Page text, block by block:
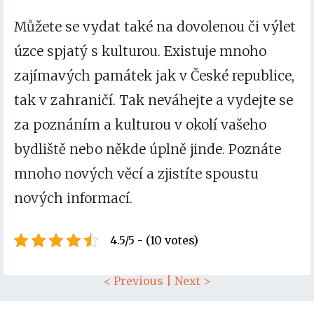
Můžete se vydat také na dovolenou či výlet
úzce spjatý s kulturou. Existuje mnoho
zajímavých památek jak v České republice,
tak v zahraničí. Tak neváhejte a vydejte se
za poznáním a kulturou v okolí vašeho
bydliště nebo někde úplně jinde. Poznáte
mnoho nových věcí a zjistíte spoustu
nových informací.
4.5/5 - (10 votes)
< Previous Next >